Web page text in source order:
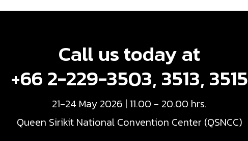
Call us today at
+66 2-229-3503, 3513, 3515
21-24 May 2026 | 11.00 - 20.00 hrs.
Queen Sirikit National Convention Center (QSNCC)